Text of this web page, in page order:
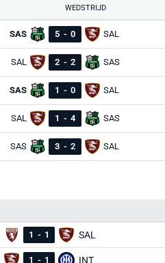
WEDSTRIJD
SAS 5 - 0 SAL
SAL 2 - 2 SAS
SAS 1 - 0 SAL
SAL 1 - 4 SAS
SAS 3 - 2 SAL
1 - 1 SAL
1 - 1 INT